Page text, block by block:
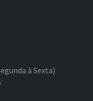
à Sexta)